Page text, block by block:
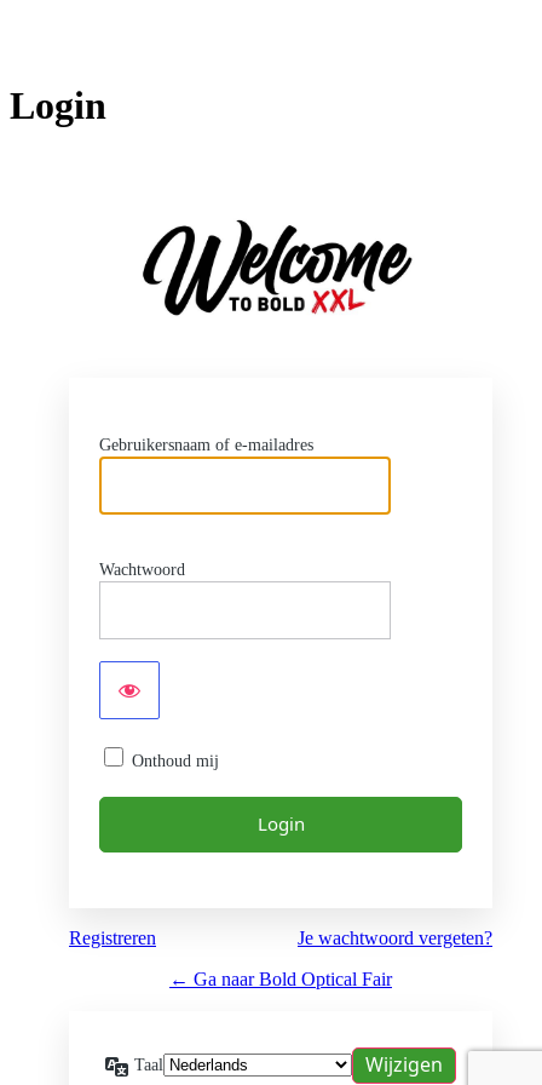
Login
Gebruikersnaam of e-mailadres
Wachtwoord
Onthoud mij
Registreren
Je wachtwoord vergeten?
← Ga naar Bold Optical Fair
Taal